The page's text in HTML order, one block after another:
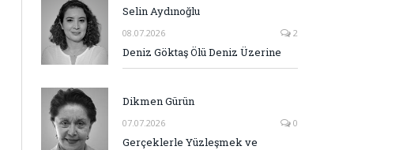
Selin Aydınoğlu
08.07.2026 2
Deniz Göktaş Ölü Deniz Üzerine
Dikmen Gürün
07.07.2026 0
Gerçeklerle Yüzleşmek ve